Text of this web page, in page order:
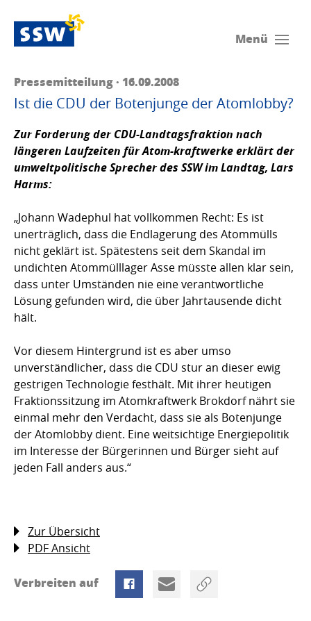
Menü
Pressemitteilung · 16.09.2008
Ist die CDU der Botenjunge der Atomlobby?
Zur Forderung der CDU-Landtagsfraktion nach
längeren Laufzeiten für Atom-kraftwerke erklärt der
umweltpolitische Sprecher des SSW im Landtag, Lars
Harms:
„Johann Wadephul hat vollkommen Recht: Es ist
unerträglich, dass die Endlagerung des Atommülls
nicht geklärt ist. Spätestens seit dem Skandal im
undichten Atommülllager Asse müsste allen klar sein,
dass unter Umständen nie eine verantwortliche
Lösung gefunden wird, die über Jahrtausende dicht
hält.
Vor diesem Hintergrund ist es aber umso
unverständlicher, dass die CDU stur an dieser ewig
gestrigen Technologie festhält. Mit ihrer heutigen
Fraktionssitzung im Atomkraftwerk Brokdorf nährt sie
einmal mehr den Verdacht, dass sie als Botenjunge
der Atomlobby dient. Eine weitsichtige Energiepolitik
im Interesse der Bürgerinnen und Bürger sieht auf
jeden Fall anders aus.“
Zur Übersicht
PDF Ansicht
Verbreiten auf